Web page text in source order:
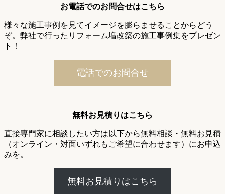
お電話でのお問合せはこちら
様々な施工事例を見てイメージを膨らませることからどう
ぞ。弊社で行ったリフォーム増改築の施工事例集をプレゼン
ト！
電話でのお問合せ
無料お見積りはこちら
直接専門家に相談したい方は以下から無料相談・無料お見積
（オンライン・対面いずれもご希望に合わせます）にお申込
みを。
無料お見積りはこちら